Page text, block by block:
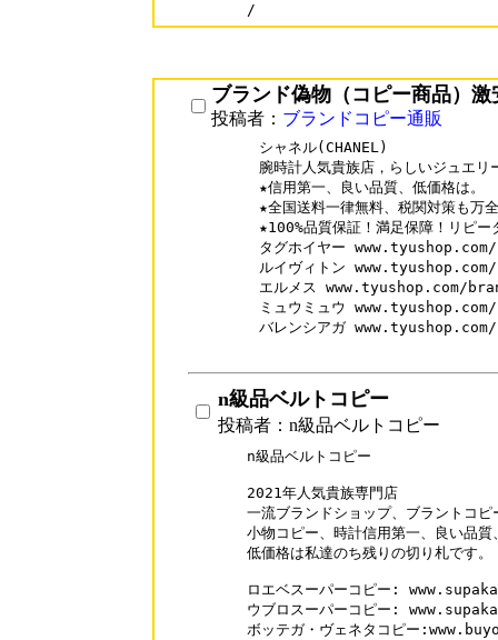
/
ブランド偽物（コピー商品）激
投稿者： ブランドコピー通販
シャネル(CHANEL)
腕時計人気貴族店，らしいジュエリ
★信用第一、良い品質、低価格は。
★全国送料一律無料、税関対策も万
★100%品質保証！満足保障！リピー
タグホイヤー
ルイヴィトン
エルメス www.tyushop.com/
ミュウミュウ
バレンシアガ
n級品ベルトコピー
投稿者：n級品ベルトコピー
n級品ベルトコピー
2021年人気貴族専門店
一流ブランドショップ、ブラントコピ
小物コピー、時計信用第一、良い品質
低価格は私達のち残りの切り札です。
ロエベスーパーコピー:
ウブロスーパーコピー:
ボッテガ・ヴェネタコピー